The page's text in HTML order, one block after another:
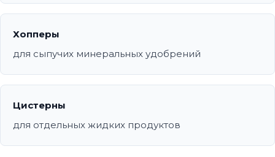
Хопперы
для сыпучих минеральных удобрений
Цистерны
для отдельных жидких продуктов